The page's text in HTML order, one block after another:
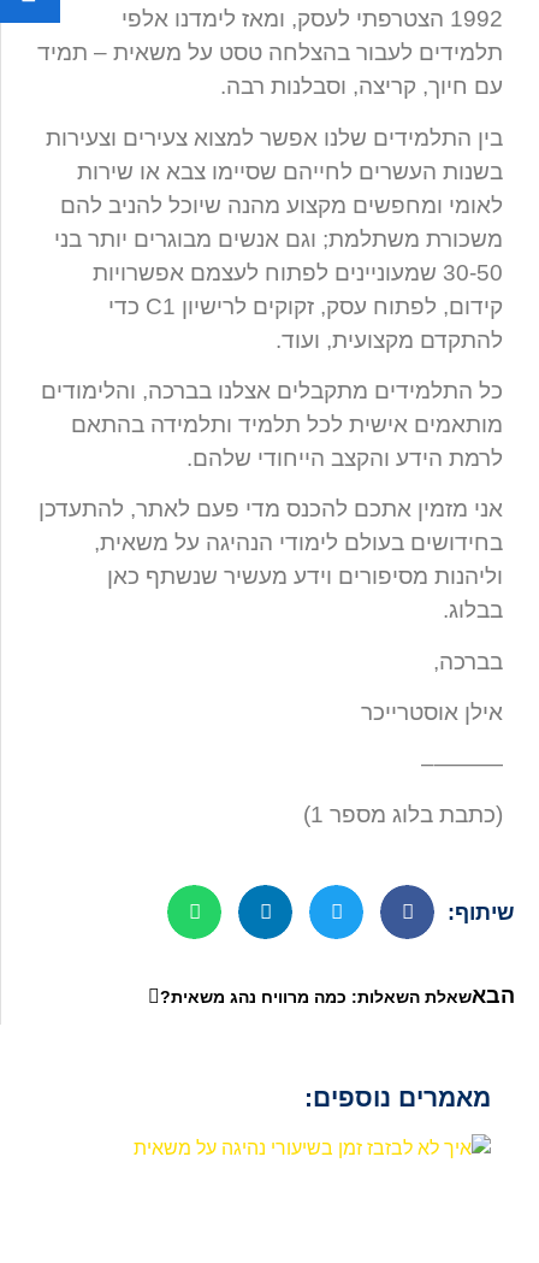
1992 הצטרפתי לעסק, ומאז לימדנו אלפי
תלמידים לעבור בהצלחה טסט על משאית – תמיד
עם חיוך, קריצה, וסבלנות רבה.
בין התלמידים שלנו אפשר למצוא צעירים וצעירות
בשנות העשרים לחייהם שסיימו צבא או שירות
לאומי ומחפשים מקצוע מהנה שיוכל להניב להם
משכורת משתלמת; וגם אנשים מבוגרים יותר בני
30-50 שמעוניינים לפתוח לעצמם אפשרויות
קידום, לפתוח עסק, זקוקים לרישיון C1 כדי
להתקדם מקצועית, ועוד.
כל התלמידים מתקבלים אצלנו בברכה, והלימודים
מותאמים אישית לכל תלמיד ותלמידה בהתאם
לרמת הידע והקצב הייחודי שלהם.
אני מזמין אתכם להכנס מדי פעם לאתר, להתעדכן
בחידושים בעולם לימודי הנהיגה על משאית,
וליהנות מסיפורים וידע מעשיר שנשתף כאן
בבלוג.
בברכה,
אילן אוסטרייכר
———–
(כתבת בלוג מספר 1)
שיתוף:
הבאשאלת השאלות: כמה מרוויח נהג משאית?
מאמרים נוספים: